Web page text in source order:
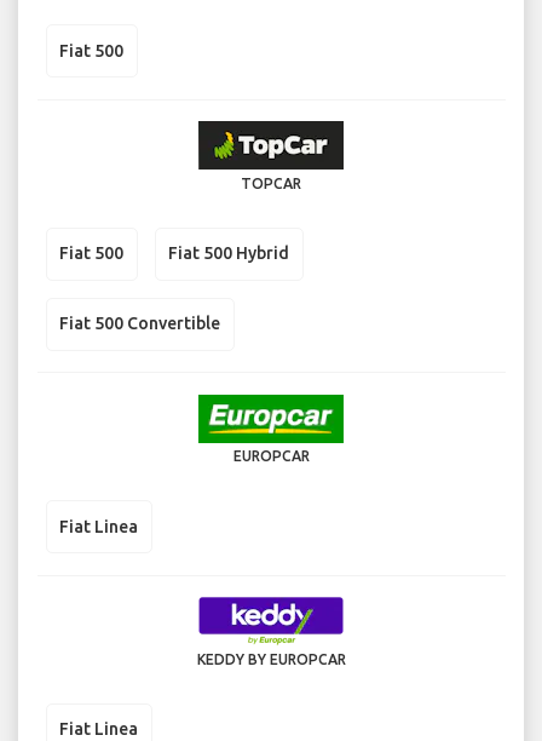
Fiat 500
TOPCAR
Fiat 500 Fiat 500 Hybrid
Fiat 500 Convertible
EUROPCAR
Fiat Linea
KEDDY BY EUROPCAR
Fiat Linea